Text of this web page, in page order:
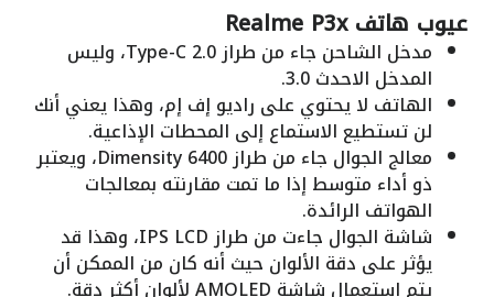
عيوب هاتف Realme P3x
مدخل الشاحن جاء من طراز Type-C 2.0، وليس
المدخل الاحدث 3.0.
الهاتف لا يحتوي على راديو إف إم، وهذا يعني أنك
لن تستطيع الاستماع إلى المحطات الإذاعية.
معالج الجوال جاء من طراز Dimensity 6400، ويعتبر
ذو أداء متوسط إذا ما تمت مقارنته بمعالجات
الهواتف الرائدة.
شاشة الجوال جاءت من طراز IPS LCD، وهذا قد
يؤثر على دقة الألوان حيث أنه كان من الممكن أن
يتم استعمال شاشة AMOLED لألوان أكثر دقة.